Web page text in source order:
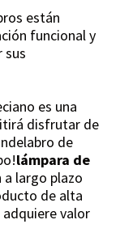
están
funcional y
sus
es una
disfrutar de
de
lámpara de
a largo plazo
de alta
adquiere valor